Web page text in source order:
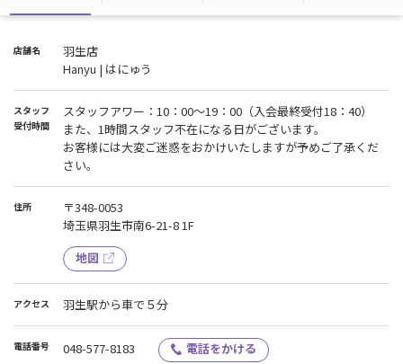
店舗名
羽生店
Hanyu | はにゅう
スタッフ
受付時間
スタッフアワー：10：00～19：00（入会最終受付18：40）
また、1時間スタッフ不在になる日がございます。
お客様には大変ご迷惑をおかけいたしますが予めご了承くだ
さい。
住所
〒348-0053
埼玉県羽生市南6-21-8 1F
地図
アクセス 羽生駅から車で５分
電話番号 048-577-8183 電話をかける